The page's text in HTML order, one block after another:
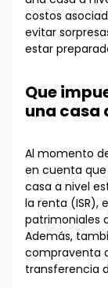
costos
evitar
estar
Que
una casa
Al momento
en cuenta
casa a nivel
la renta (ISR),
patrimoniales
Además,
compraventa
transferencia